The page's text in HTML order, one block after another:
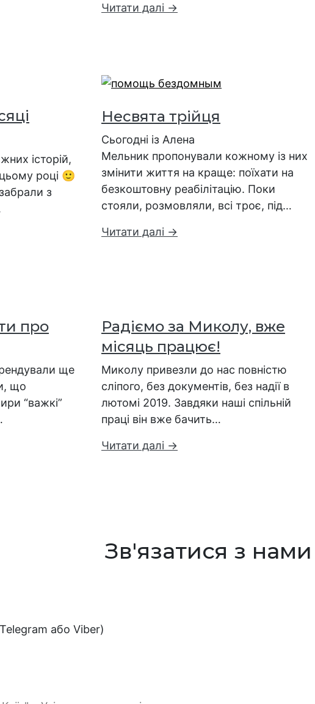
Читати далі →
історій,
році 🙂
з
Несвята трійця
Сьогодні із Алена
Мельник пропонували кожному із них
змінити життя на краще: поїхати на
безкоштовну реабілітацію. Поки
стояли, розмовляли, всі троє, під…
Читати далі →
про
ще
що
“важкі”
Радіємо за Миколу, вже
місяць працює!
Миколу привезли до нас повністю
сліпого, без документів, без надії в
лютомі 2019. Завдяки наші спільній
праці він вже бачить…
Читати далі →
Зв'язатися з нами
або Viber)